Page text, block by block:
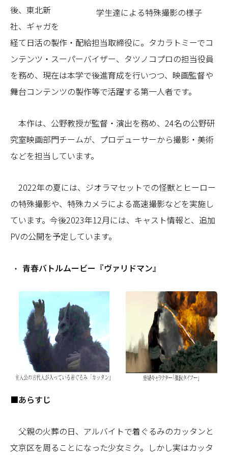
学生達による特殊撮影の様子
後、東北新
社、ギャガを
経て日活の製作・配給担当取締役に。タカラトミーでコ
ンテンツ・スーパーバイザー、タツノコプロの担当役員
を務め、現在は本学で後進育成を行いつつ、映画監督や
舞台コンテンツの製作等で活躍する第一人者です。
本作は、公野教授が監督・演出を務め、24名の公野研
究室映画部門チームが、プロデューサーから撮影・美術
などを担当しています。
2022年の夏には、ジオラマセットでの怪獣とヒーロー
の特殊撮影や、特殊カメラによる高速撮影などを実施し
ています。今後2023年12月には、キャスト情報と、追加
PVの公開を予定しています。
青春バトルムービー『ヴァリドマン』
■あらすじ
父親の火葬の日、アルバイトで着ぐるみのカッタンと
文京区を周ることになった少女ミク。しかし実はカッタ